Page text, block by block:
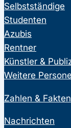
Selbstständige
Studenten
Azubis
Rentner
Künstler &
Weitere
Zahlen & Fakten
Nachrichten